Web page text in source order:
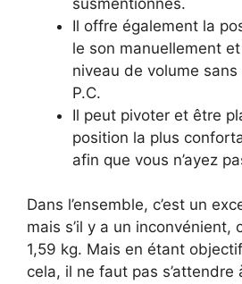
Il offre également la
le son manuellement
niveau de volume
P.C.
Il peut pivoter et être
position la plus
afin que vous n’ayez
Dans l’ensemble, c’est un
mais s’il y a un inconvénient,
1,59 kg. Mais en étant
cela, il ne faut pas s’attendre